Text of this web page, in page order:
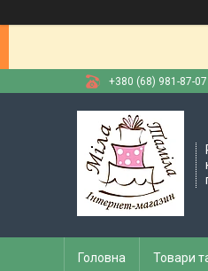
+380 (68) 981-87-07
Головна Товари